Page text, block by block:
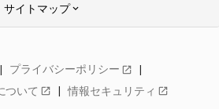
サイトマップkeyboard_arrow_down
プライバシーポリシー open_in_new
ついて open_in_new 情報セキュリティ open_in_new